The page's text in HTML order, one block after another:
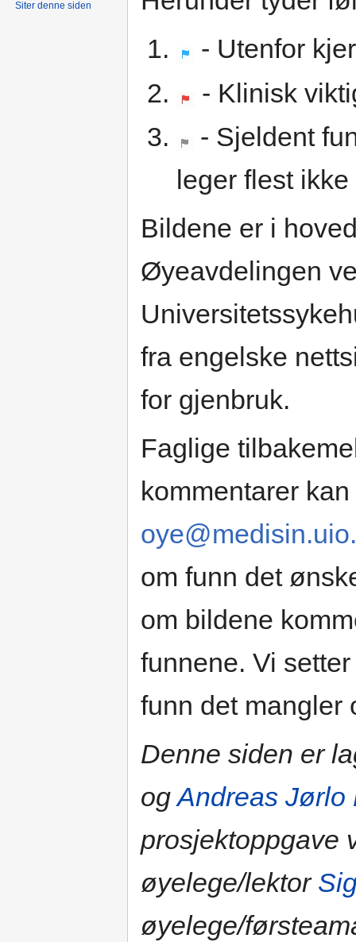
- Utenfor
- Klinisk
- Sjeldent
leger flest
Bildene er i
Øyeavdelingen
fra engelske
for gjenbruk.
Faglige
kommentarer
om funn det
om bildene
funnene. Vi
funn det mangler
Denne siden er
ogAndreas Jørlo
prosjektoppgave
øyelege/lektor
øyelege/
Siter denne siden